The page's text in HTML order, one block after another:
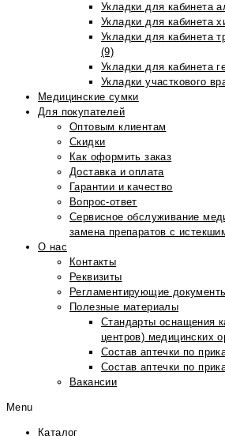
Укладки для кабинета
Укладки для кабинета
Укладки для кабинета
(9)
Укладки для кабинета
Укладки участкового
Медицинские сумки
Для покупателей
Оптовым клиентам
Скидки
Как оформить заказ
Доставка и оплата
Гарантии и качество
Вопрос-ответ
Сервисное обслуживание
замена препаратов с
О нас
Контакты
Реквизиты
Регламентирующие
Полезные материалы
Стандарты оснащения
центров) медицинских
Состав аптечки по
Состав аптечки по
Вакансии
Menu
Каталог